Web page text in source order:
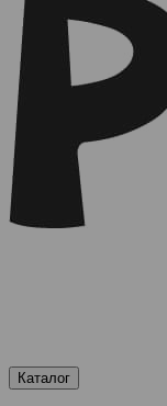
Каталог